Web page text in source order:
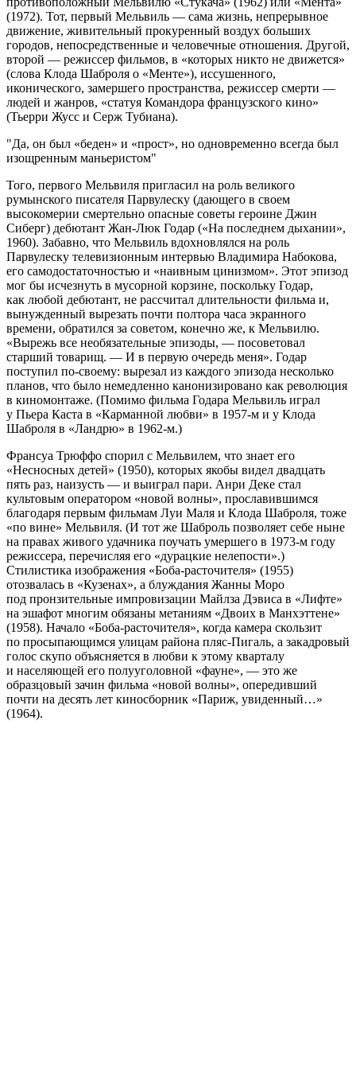
(1972). Тот, первый Мельвиль — сама жизнь, непрерывное
движение, живительный прокуренный воздух больших
городов, непосредственные и человечные отношения. Другой,
второй — режиссер фильмов, в «которых никто не движется»
(слова Клода Шаброля о «Менте»), иссушенного,
иконического, замершего пространства, режиссер смерти —
людей и жанров, «статуя Командора французского кино»
(Тьерри Жусс и Серж Тубиана).
Да, он был «беден» и «прост», но одновременно всегда был
изощренным маньеристом
Того, первого Мельвиля пригласил на роль великого
румынского писателя Парвулеску (дающего в своем
высокомерии смертельно опасные советы героине Джин
Сиберг) дебютант Жан-Люк Годар («На последнем дыхании»,
1960). Забавно, что Мельвиль вдохновлялся на роль
Парвулеску телевизионным интервью Владимира Набокова,
его самодостаточностью и «наивным цинизмом». Этот эпизод
мог бы исчезнуть в мусорной корзине, поскольку Годар,
как любой дебютант, не рассчитал длительности фильма и,
вынужденный вырезать почти полтора часа экранного
времени, обратился за советом, конечно же, к Мельвилю.
«Вырежь все необязательные эпизоды, — посоветовал
старший товарищ. — И в первую очередь меня». Годар
поступил по-своему: вырезал из каждого эпизода несколько
планов, что было немедленно канонизировано как революция
в киномонтаже. (Помимо фильма Годара Мельвиль играл
у Пьера Каста в «Карманной любви» в 1957-м и у Клода
Шаброля в «Ландрю» в 1962-м.)
Франсуа Трюффо спорил с Мельвилем, что знает его
«Несносных детей» (1950), которых якобы видел двадцать
пять раз, наизусть — и выиграл пари. Анри Деке стал
культовым оператором «новой волны», прославившимся
благодаря первым фильмам Луи Маля и Клода Шаброля, тоже
«по вине» Мельвиля. (И тот же Шаброль позволяет себе ныне
на правах живого удачника поучать умершего в 1973-м году
режиссера, перечисляя его «дурацкие нелепости».)
Стилистика изображения «Боба-расточителя» (1955)
отозвалась в «Кузенах», а блуждания Жанны Моро
под пронзительные импровизации Майлза Дэвиса в «Лифте»
на эшафот многим обязаны метаниям «Двоих в Манхэттене»
(1958). Начало «Боба-расточителя», когда камера скользит
по просыпающимся улицам района пляс-Пигаль, а закадровый
голос скупо объясняется в любви к этому кварталу
и населяющей его полууголовной «фауне», — это же
образцовый зачин фильма «новой волны», опередивший
почти на десять лет киносборник «Париж, увиденный…»
(1964).